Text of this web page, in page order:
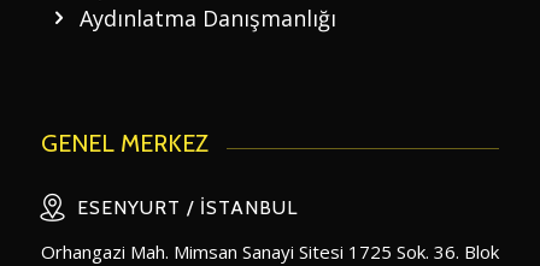
Aydınlatma Danışmanlığı
GENEL MERKEZ
ESENYURT / İSTANBUL
Orhangazi Mah. Mimsan Sanayi Sitesi 1725 Sok. 36. Blok